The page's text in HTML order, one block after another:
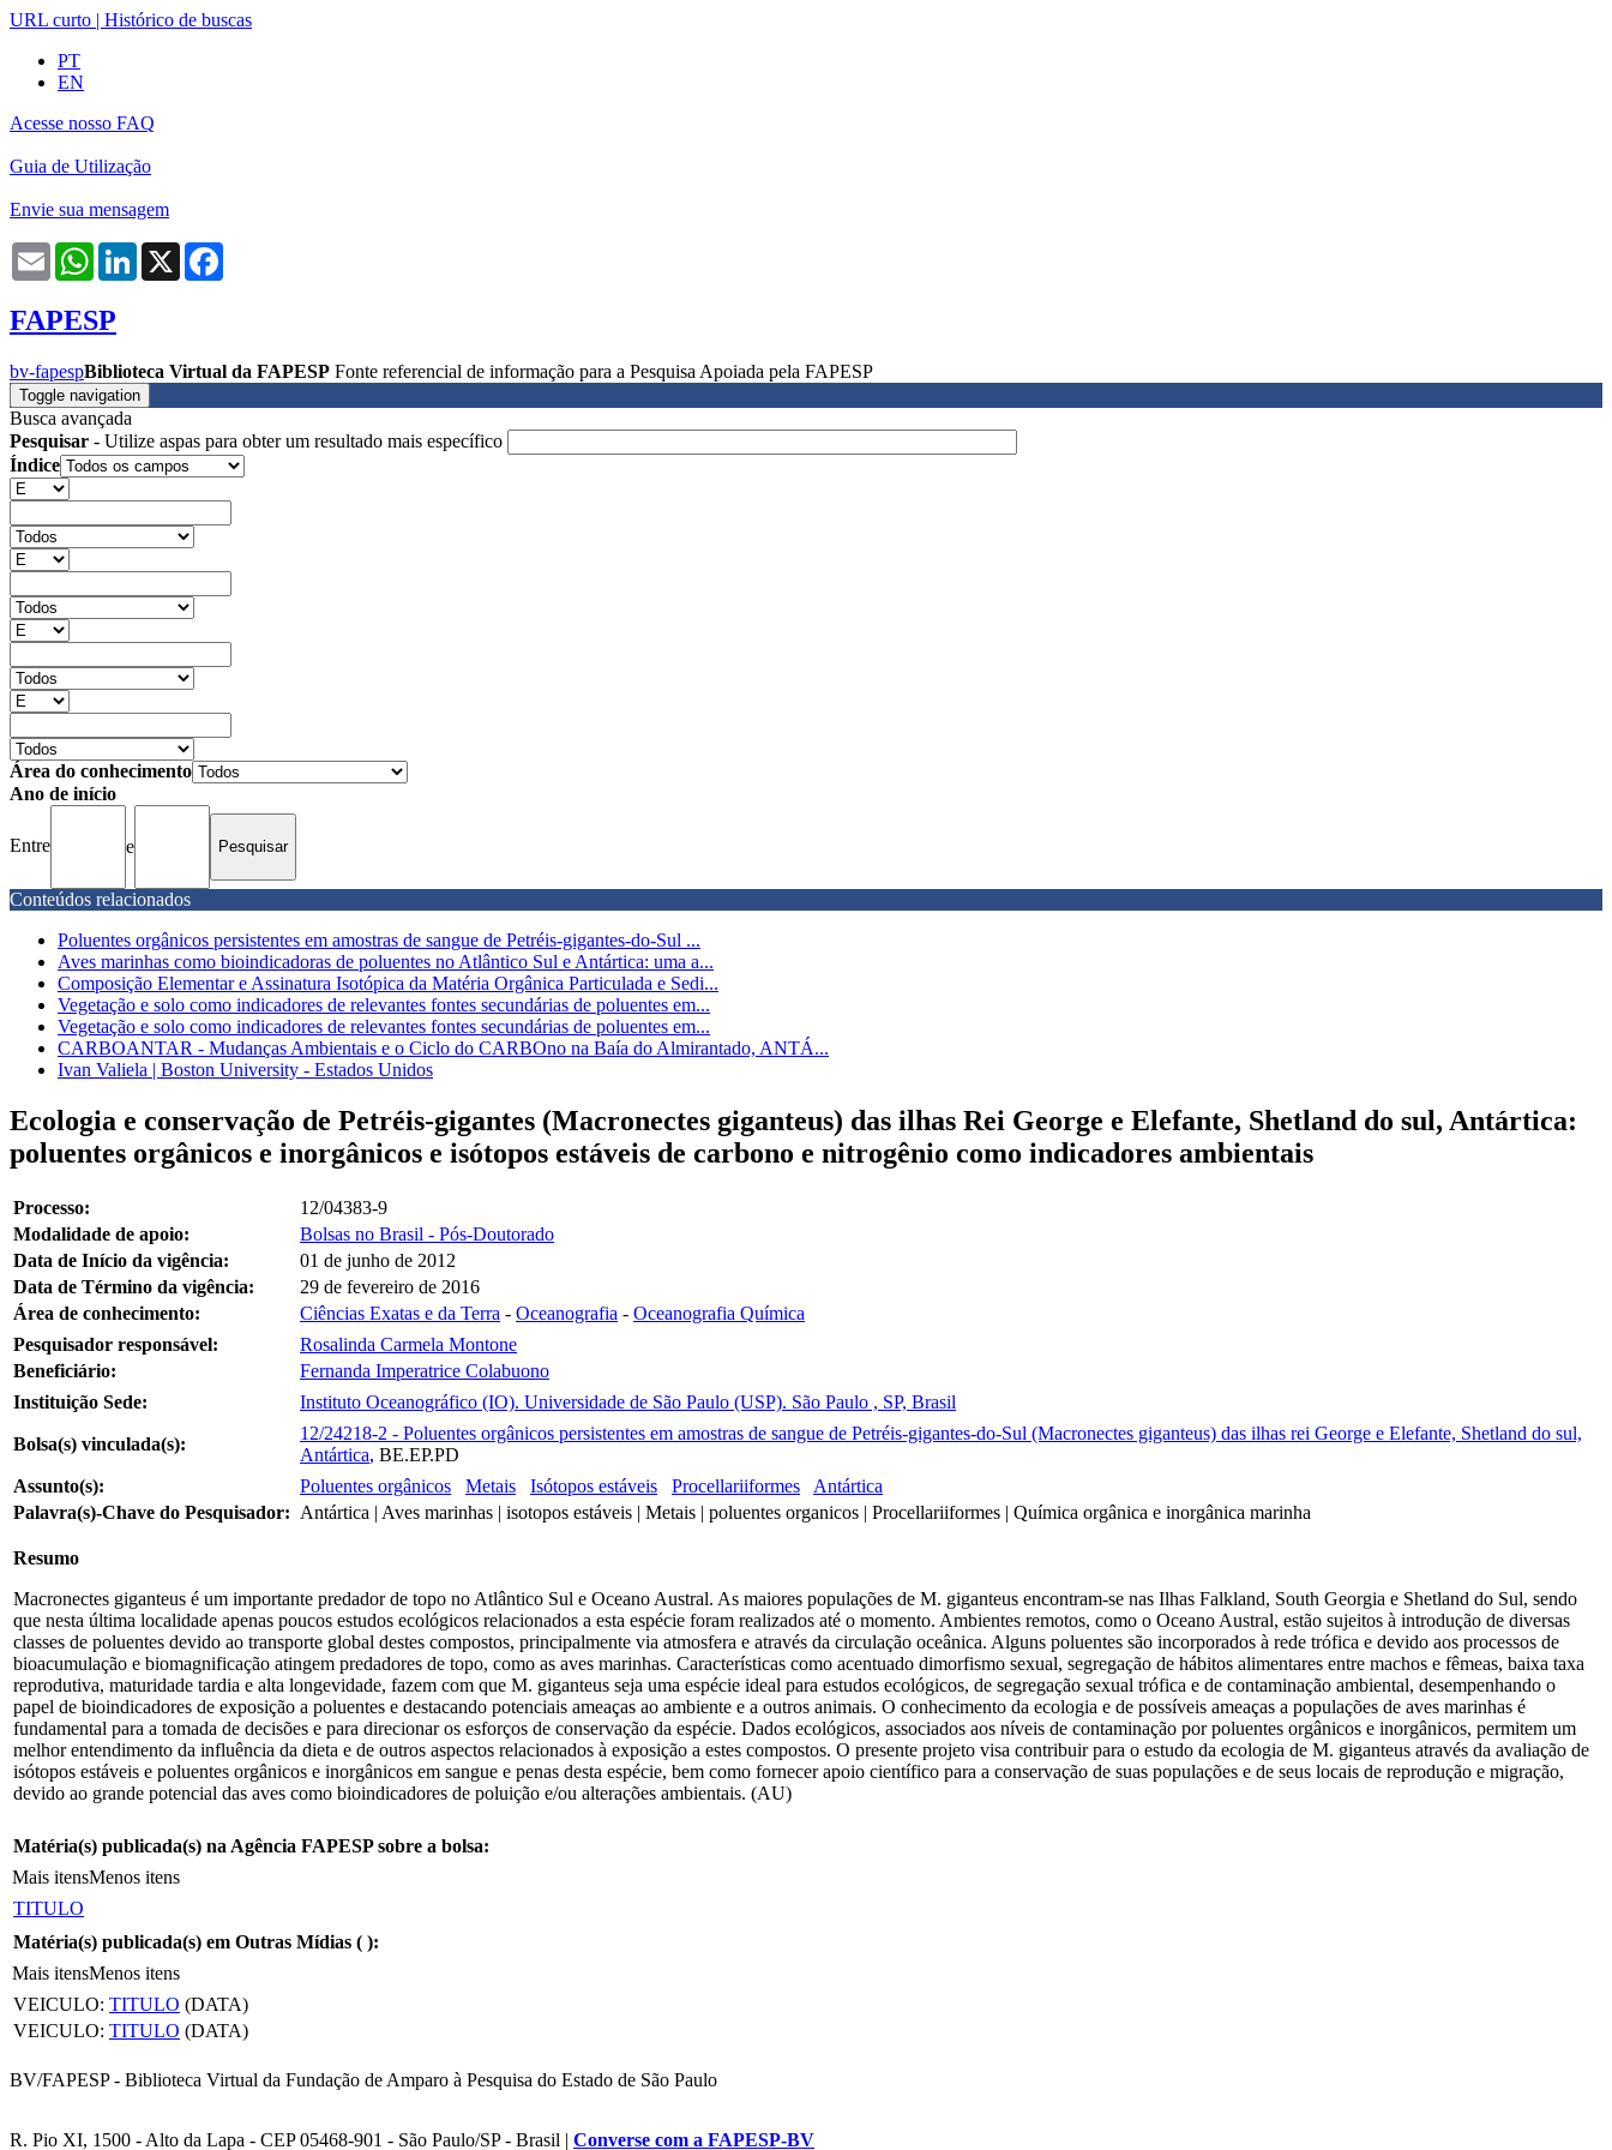
URL curto | Histórico de buscas
PT
EN
Acesse nosso FAQ
Guia de Utilização
Envie sua mensagem
Email WhatsAppLinkedIn
X
FAPESP
bv-fapespBiblioteca Virtual da FAPESP Fonte referencial de informação para a Pesquisa Apoiada pela FAPESP
Toggle navigation
Busca avançada
Pesquisar - Utilize aspas para obter um resultado mais específico
Índice
Área do conhecimento
Ano de início
Entre e
Conteúdos relacionados
Poluentes orgânicos persistentes em amostras de sangue de Petréis-gigantes-do-Sul ...
Aves marinhas como bioindicadoras de poluentes no Atlântico Sul e Antártica: uma a...
Composição Elementar e Assinatura Isotópica da Matéria Orgânica Particulada e Sedi...
Vegetação e solo como indicadores de relevantes fontes secundárias de poluentes em...
Vegetação e solo como indicadores de relevantes fontes secundárias de poluentes em...
CARBOANTAR - Mudanças Ambientais e o Ciclo do CARBOno na Baía do Almirantado, ANTÁ...
Ivan Valiela | Boston University - Estados Unidos
Ecologia e conservação de Petréis-gigantes (Macronectes giganteus) das ilhas Rei George e Elefante, Shetland do sul, Antártica:
poluentes orgânicos e inorgânicos e isótopos estáveis de carbono e nitrogênio como indicadores ambientais
Processo:
12/04383-9
Modalidade de apoio:
Bolsas no Brasil - Pós-Doutorado
Data de Início da vigência:
01 de junho de 2012
Data de Término da vigência:
29 de fevereiro de 2016
Área de conhecimento:
Ciências Exatas e da Terra - Oceanografia - Oceanografia Química
Pesquisador responsável:
Rosalinda Carmela Montone
Beneficiário:
Fernanda Imperatrice Colabuono
Instituição Sede:
Instituto Oceanográfico (IO). Universidade de São Paulo (USP). São Paulo , SP, Brasil
Bolsa(s) vinculada(s):
12/24218-2 - Poluentes orgânicos persistentes em amostras de sangue de Petréis-gigantes-do-Sul (Macronectes giganteus) das ilhas rei George e Elefante, Shetland do sul,
Antártica, BE.EP.PD
Assunto(s):
Poluentes orgânicos Metais Isótopos estáveis Procellariiformes
Antártica
Palavra(s)-Chave do Pesquisador: Antártica | Aves marinhas | isotopos estáveis | Metais | poluentes organicos | Procellariiformes | Química orgânica e inorgânica marinha
Resumo
Macronectes giganteus é um importante predador de topo no Atlântico Sul e Oceano Austral. As maiores populações de M. giganteus encontram-se nas Ilhas Falkland, South Georgia e Shetland do Sul, sendo
que nesta última localidade apenas poucos estudos ecológicos relacionados a esta espécie foram realizados até o momento. Ambientes remotos, como o Oceano Austral, estão sujeitos à introdução de diversas
classes de poluentes devido ao transporte global destes compostos, principalmente via atmosfera e através da circulação oceânica. Alguns poluentes são incorporados à rede trófica e devido aos processos de
bioacumulação e biomagnificação atingem predadores de topo, como as aves marinhas. Características como acentuado dimorfismo sexual, segregação de hábitos alimentares entre machos e fêmeas, baixa taxa
reprodutiva, maturidade tardia e alta longevidade, fazem com que M. giganteus seja uma espécie ideal para estudos ecológicos, de segregação sexual trófica e de contaminação ambiental, desempenhando o
papel de bioindicadores de exposição a poluentes e destacando potenciais ameaças ao ambiente e a outros animais. O conhecimento da ecologia e de possíveis ameaças a populações de aves marinhas é
fundamental para a tomada de decisões e para direcionar os esforços de conservação da espécie. Dados ecológicos, associados aos níveis de contaminação por poluentes orgânicos e inorgânicos, permitem um
melhor entendimento da influência da dieta e de outros aspectos relacionados à exposição a estes compostos. O presente projeto visa contribuir para o estudo da ecologia de M. giganteus através da avaliação de
isótopos estáveis e poluentes orgânicos e inorgânicos em sangue e penas desta espécie, bem como fornecer apoio científico para a conservação de suas populações e de seus locais de reprodução e migração,
devido ao grande potencial das aves como bioindicadores de poluição e/ou alterações ambientais. (AU)
Matéria(s) publicada(s) na Agência FAPESP sobre a bolsa:
Mais itensMenos itens
TITULO
Matéria(s) publicada(s) em Outras Mídias ( ):
Mais itensMenos itens
VEICULO: TITULO (DATA)
VEICULO: TITULO (DATA)
BV/FAPESP - Biblioteca Virtual da Fundação de Amparo à Pesquisa do Estado de São Paulo
R. Pio XI, 1500 - Alto da Lapa - CEP 05468-901 - São Paulo/SP - Brasil | Converse com a FAPESP-BV